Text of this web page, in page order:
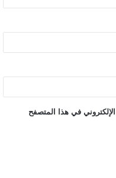
في هذا المتصفح